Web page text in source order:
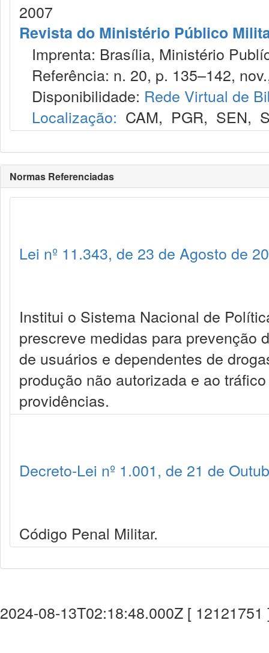
2007
Revista do Ministério Público
Imprenta: Brasília, Ministério
Referência: n. 20, p. 135–142,
Disponibilidade: Rede Virtual de
Localização: CAM, PGR, SEN,
Normas Referenciadas
Lei nº 11.343, de 23 de Agosto de
Institui o Sistema Nacional de
prescreve medidas para prevenção
de usuários e dependentes de
produção não autorizada e ao
providências.
Decreto-Lei nº 1.001, de 21 de
Código Penal Militar.
2024-08-13T02:18:48.000Z [ 12121751